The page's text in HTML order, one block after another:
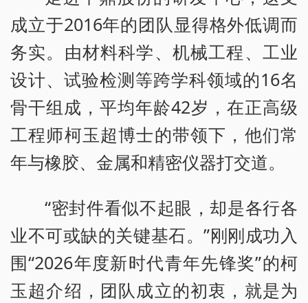
成立于2016年的团队显得格外低调而
务实。由材料科学、机械工程、工业
设计、试验检测等跨学科领域的16名
骨干组成，平均年龄42岁，在正高级
工程师柯玉超博士的带领下，他们常
年与橡胶、金属和精密仪器打交道。
“密封件看似不起眼，却是各行各
业不可或缺的关键基石。”刚刚成功入
围“2026年度新时代青年先锋奖”的柯
玉超介绍，团队成立的初衷，就是为